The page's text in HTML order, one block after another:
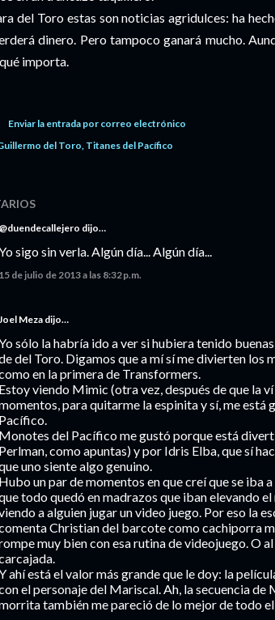
del Toro estas son noticias agridulces: ha
dinero. Pero tampoco ganará mucho.
importa.
Enviar la entrada por correo electrónico
del Toro Titanes del Pacífico
@duendecallejero dijo…
sigo sin verla. Algún día... Algún día...
15 de julio de 2013 a las 8:32 p.m.
Mezadijo…
sólo la habría ido a ver si hubiera tenido
del Toro. Digamos que a mí sí me divierten los
en la primera de Transformers.
Estoy viendo Mimic (otra vez, después de que la
para quitarme la espinita y sí, me está
Pacífico.
Monotes del Pacífico me gustó porque está
Perlman, como apuntas) y por Idris Elba, que sí
uno siente algo genuino.
Hubo un par de momentos en que creí que se iba
todo quedó en madrazos que iban elevando
a alguien jugar un video juego. Por eso la
Christian del barcote como cachiporra
muy bien con esa rutina de videojuego. O
ahí está el valor más grande que le doy: la
el personaje del Mariscal. Ah, la secuencia
también me pareció de lo mejor de todo